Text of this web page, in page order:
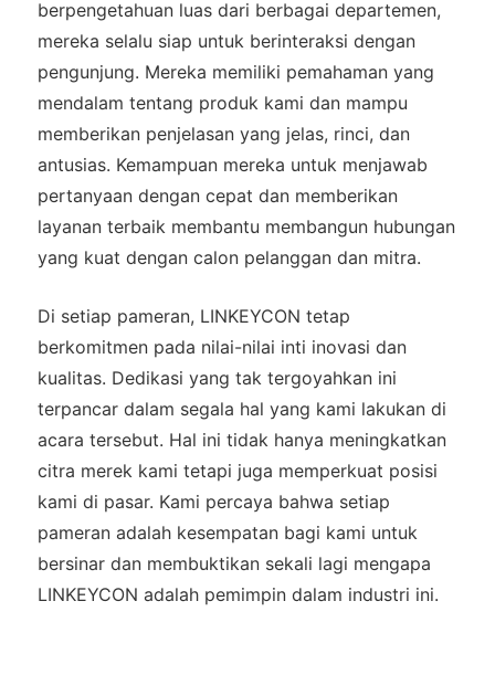
berpengetahuan luas dari berbagai departemen,
mereka selalu siap untuk berinteraksi dengan
pengunjung. Mereka memiliki pemahaman yang
mendalam tentang produk kami dan mampu
memberikan penjelasan yang jelas, rinci, dan
antusias. Kemampuan mereka untuk menjawab
pertanyaan dengan cepat dan memberikan
layanan terbaik membantu membangun hubungan
yang kuat dengan calon pelanggan dan mitra.
Di setiap pameran, LINKEYCON tetap
berkomitmen pada nilai-nilai inti inovasi dan
kualitas. Dedikasi yang tak tergoyahkan ini
terpancar dalam segala hal yang kami lakukan di
acara tersebut. Hal ini tidak hanya meningkatkan
citra merek kami tetapi juga memperkuat posisi
kami di pasar. Kami percaya bahwa setiap
pameran adalah kesempatan bagi kami untuk
bersinar dan membuktikan sekali lagi mengapa
LINKEYCON adalah pemimpin dalam industri ini.